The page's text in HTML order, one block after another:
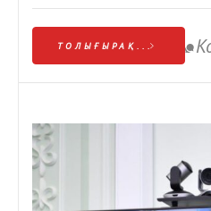
ТОЛЫҒЫРАҚ...